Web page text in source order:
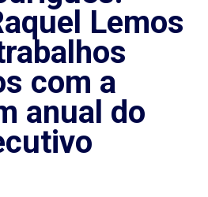
Lemos
com a
anual do